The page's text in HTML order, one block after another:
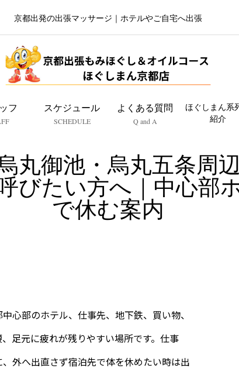
京都出発の出張マッサージ｜ホテルやご自宅へ出張
フ スケジュール
SCHEDULE
よくある質問
Q and A
ほぐしまん系
紹介
丸御池・烏丸五条周
びたい方へ｜中心部
で休む案内
心部のホテル、仕事先、地下鉄、買い物、
足元に疲れが残りやすい場所です。仕事
外へ出直さず宿泊先で体を休めたい時は出